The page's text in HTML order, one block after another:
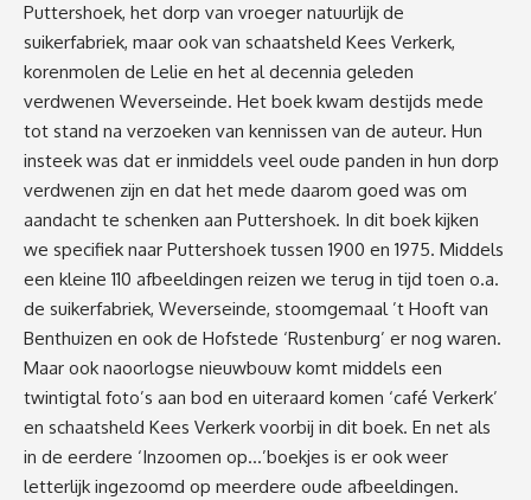
Puttershoek, het dorp van vroeger natuurlijk de
suikerfabriek, maar ook van schaatsheld Kees Verkerk,
korenmolen de Lelie en het al decennia geleden
verdwenen Weverseinde. Het boek kwam destijds mede
tot stand na verzoeken van kennissen van de auteur. Hun
insteek was dat er inmiddels veel oude panden in hun dorp
verdwenen zijn en dat het mede daarom goed was om
aandacht te schenken aan Puttershoek. In dit boek kijken
we specifiek naar Puttershoek tussen 1900 en 1975. Middels
een kleine 110 afbeeldingen reizen we terug in tijd toen o.a.
de suikerfabriek, Weverseinde, stoomgemaal ’t Hooft van
Benthuizen en ook de Hofstede ‘Rustenburg’ er nog waren.
Maar ook naoorlogse nieuwbouw komt middels een
twintigtal foto’s aan bod en uiteraard komen ‘café Verkerk’
en schaatsheld Kees Verkerk voorbij in dit boek. En net als
in de eerdere ‘Inzoomen op…’boekjes is er ook weer
letterlijk ingezoomd op meerdere oude afbeeldingen.